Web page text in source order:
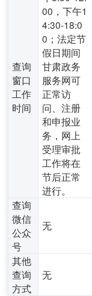
查询
窗口
工作
时间
00，下午1
4:30-18:0
0；法定节
假日期间
甘肃政务
服务网可
正常访
问、注册
和申报业
务，网上
受理审批
工作将在
节后正常
进行。
查询
微信
公众
号
无
其他
查询
方式
无